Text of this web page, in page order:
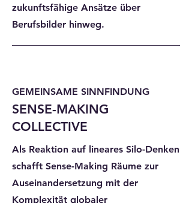
zukunftsfähige Ansätze über
Berufsbilder hinweg.
GEMEINSAME SINNFINDUNG
SENSE-MAKING
COLLECTIVE
Als Reaktion auf lineares Silo-Denken
schafft Sense-Making Räume zur
Auseinandersetzung mit der
Komplexität globaler